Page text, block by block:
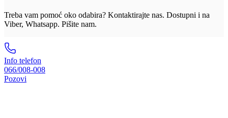
Treba vam pomoć oko odabira? Kontaktirajte nas. Dostupni i na
Viber, Whatsapp. Pišite nam.
Info telefon
066/008-008
Pozovi